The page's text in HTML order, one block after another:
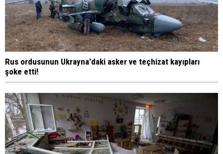
Rus ordusunun Ukrayna'daki asker ve teçhizat kayıpları
şoke etti!